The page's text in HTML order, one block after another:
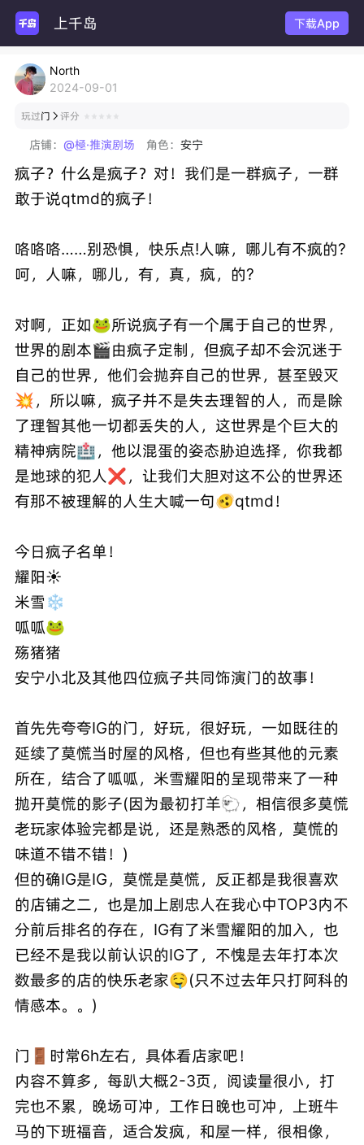
玩主 上千岛 下载App
North
2024-09-01
玩过门  评分
店铺： @極·推演剧场 角色：安宁
疯子？什么是疯子？对！我们是一群疯子，一群
敢于说qtmd的疯子！
咯咯咯……别恐惧，快乐点!人嘛，哪儿有不疯的?
呵，人嘛，哪儿，有，真，疯，的?
对啊，正如🐸所说疯子有一个属于自己的世界，
世界的剧本🎬由疯子定制，但疯子却不会沉迷于
自己的世界，他们会抛弃自己的世界，甚至毁灭
💥，所以嘛，疯子并不是失去理智的人，而是除
了理智其他一切都丢失的人，这世界是个巨大的
精神病院🏥，他以混蛋的姿态胁迫选择，你我都
是地球的犯人❌，让我们大胆对这不公的世界还
有那不被理解的人生大喊一句🫨qtmd！
今日疯子名单！
耀阳☀️
米雪❄️
呱呱🐸
殇猪猪
安宁小北及其他四位疯子共同饰演门的故事！
首先先夸夸IG的门，好玩，很好玩，一如既往的
延续了莫慌当时屋的风格，但也有些其他的元素
所在，结合了呱呱，米雪耀阳的呈现带来了一种
抛开莫慌的影子(因为最初打羊🐑，相信很多莫慌
老玩家体验完都是说，还是熟悉的风格，莫慌的
味道不错不错！)
但的确IG是IG，莫慌是莫慌，反正都是我很喜欢
的店铺之二，也是加上剧忠人在我心中TOP3内不
分前后排名的存在，IG有了米雪耀阳的加入，也
已经不是我以前认识的IG了，不愧是去年打本次
数最多的店的快乐老家🤤(只不过去年只打阿科的
情感本。。)
门🚪时常6h左右，具体看店家吧！
内容不算多，每趴大概2-3页，阅读量很小，打
完也不累，晚场可冲，工作日晚也可冲，上班牛
马的下班福音，适合发疯，和屋一样，很相像，